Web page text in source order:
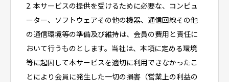
2. 本サービスの提供を受けるために必要な、コンピュ
ーター、ソフトウェアその他の機器、通信回線その他
の通信環境等の準備及び維持は、会員の費用と責任に
おいて行うものとします。当社は、本項に定める環境
等に起因して本サービスを適切に利用できなかったこ
とにより会員に発生した一切の損害（営業上の利益の